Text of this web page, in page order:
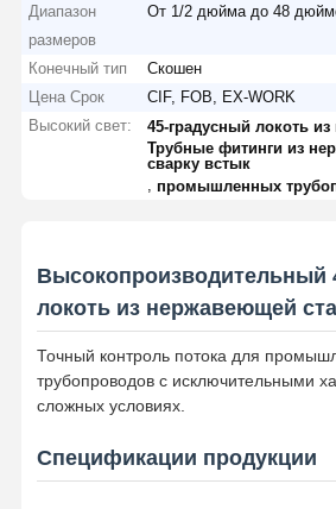
Диапазон
размеров
От 1/2 дюйма до 48
Конечный тип
Скошен
Цена Срок
CIF, FOB, EX-WORK
Высокий свет:
45-градусный локоть
Трубные фитинги из
сварку встык
промышленных
Высокопроизводительный
локоть из нержавеющей
Точный контроль потока для
трубопроводов с исключительными
сложных условиях.
Спецификации продукции